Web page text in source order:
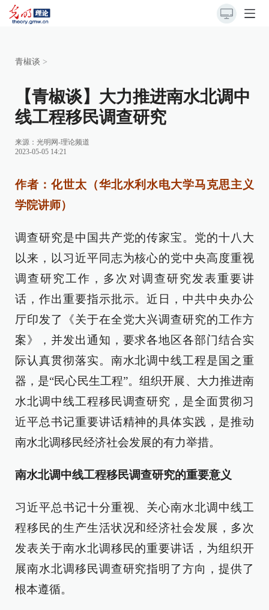
青椒谈 >
【青椒谈】大力推进南水北调中
线工程移民调查研究
来源： 光明网-理论频道
2023-05-05 14:21
作者：化世太（华北水利水电大学马克思主义
学院讲师）
调查研究是中国共产党的传家宝。党的十八大
以来，以习近平同志为核心的党中央高度重视
调查研究工作，多次对调查研究发表重要讲
话，作出重要指示批示。近日，中共中央办公
厅印发了《关于在全党大兴调查研究的工作方
案》，并发出通知，要求各地区各部门结合实
际认真贯彻落实。南水北调中线工程是国之重
器，是“民心民生工程”。组织开展、大力推进南
水北调中线工程移民调查研究，是全面贯彻习
近平总书记重要讲话精神的具体实践，是推动
南水北调移民经济社会发展的有力举措。
南水北调中线工程移民调查研究的重要意义
习近平总书记十分重视、关心南水北调中线工
程移民的生产生活状况和经济社会发展，多次
发表关于南水北调移民的重要讲话，为组织开
展南水北调移民调查研究指明了方向，提供了
根本遵循。